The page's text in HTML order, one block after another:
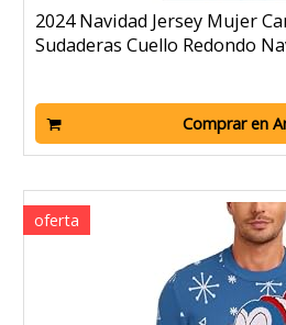
2024 Navidad Jersey Mujer
Sudaderas Cuello Redondo
Comprar en